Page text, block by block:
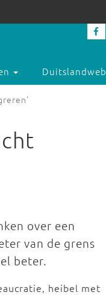
Duitslandweb
over een
van de grens
beter.
heibel met